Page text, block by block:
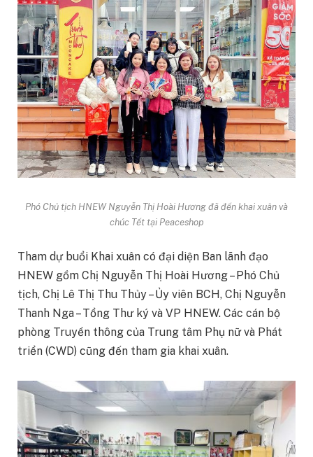
Phó Chủ tịch HNEW Nguyễn Thị Hoài Hương đã đến khai xuân và
chúc Tết tại Peaceshop
Tham dự buổi Khai xuân có đại diện Ban lãnh đạo
HNEW gồm Chị Nguyễn Thị Hoài Hương – Phó Chủ
tịch, Chị Lê Thị Thu Thủy – Ủy viên BCH, Chị Nguyễn
Thanh Nga – Tổng Thư ký và VP HNEW. Các cán bộ
phòng Truyền thông của Trung tâm Phụ nữ và Phát
triển (CWD) cũng đến tham gia khai xuân.